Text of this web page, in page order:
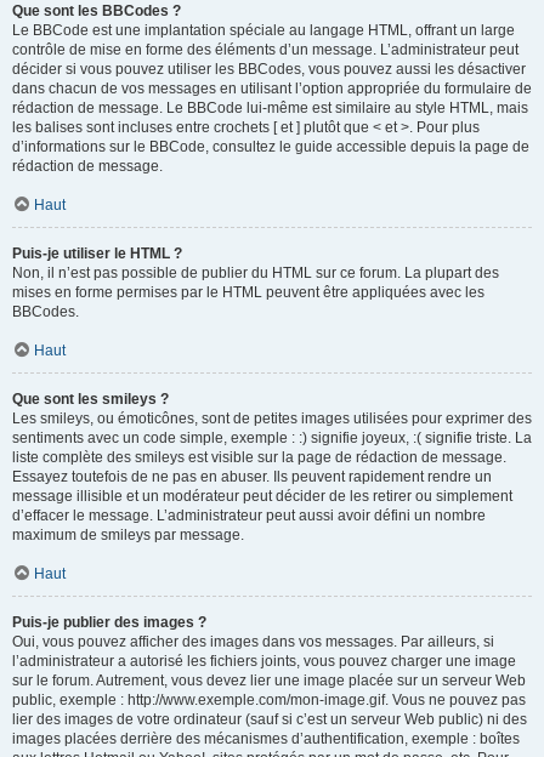
Que sont les BBCodes ?
Le BBCode est une implantation spéciale au langage HTML, offrant un large
contrôle de mise en forme des éléments d’un message. L’administrateur peut
décider si vous pouvez utiliser les BBCodes, vous pouvez aussi les désactiver
dans chacun de vos messages en utilisant l’option appropriée du formulaire de
rédaction de message. Le BBCode lui-même est similaire au style HTML, mais
les balises sont incluses entre crochets [ et ] plutôt que < et >. Pour plus
d’informations sur le BBCode, consultez le guide accessible depuis la page de
rédaction de message.
Haut
Puis-je utiliser le HTML ?
Non, il n’est pas possible de publier du HTML sur ce forum. La plupart des
mises en forme permises par le HTML peuvent être appliquées avec les
BBCodes.
Haut
Que sont les smileys ?
Les smileys, ou émoticônes, sont de petites images utilisées pour exprimer des
sentiments avec un code simple, exemple : :) signifie joyeux, :( signifie triste. La
liste complète des smileys est visible sur la page de rédaction de message.
Essayez toutefois de ne pas en abuser. Ils peuvent rapidement rendre un
message illisible et un modérateur peut décider de les retirer ou simplement
d’effacer le message. L’administrateur peut aussi avoir défini un nombre
maximum de smileys par message.
Haut
Puis-je publier des images ?
Oui, vous pouvez afficher des images dans vos messages. Par ailleurs, si
l’administrateur a autorisé les fichiers joints, vous pouvez charger une image
sur le forum. Autrement, vous devez lier une image placée sur un serveur Web
public, exemple : http://www.exemple.com/mon-image.gif. Vous ne pouvez pas
lier des images de votre ordinateur (sauf si c’est un serveur Web public) ni des
images placées derrière des mécanismes d’authentification, exemple : boîtes